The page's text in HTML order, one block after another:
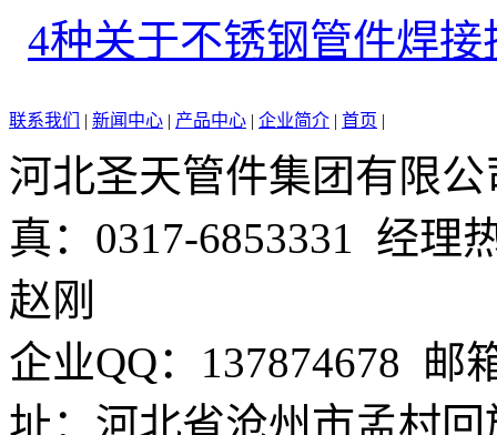
4种关于不锈钢管件焊接
联系我们 | 新闻中心 | 产品中心 | 企业简介 | 首页 |
河北圣天管件集团有限
真：0317-6853331 经理
赵刚
企业QQ：137874678 邮
址：河北省沧州市孟村